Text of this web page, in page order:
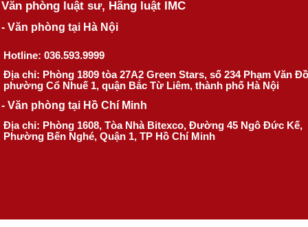
Văn phòng luật sư, Hãng luật IMC
- Văn phòng tại Hà Nội
Hotline: 036.593.9999
Địa chỉ: Phòng 1809 tòa 27A2 Green Stars, số 234 Phạm Văn
phường Cổ Nhuế 1, quận Bắc Từ Liêm, thành phố Hà Nội
- Văn phòng tại Hồ Chí Minh
Địa chỉ: Phòng 1608, Tòa Nhà Bitexco, Đường 45 Ngô Đức Kế,
Phường Bến Nghé, Quận 1, TP Hồ Chí Minh